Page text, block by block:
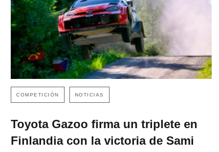
COMPETICIÓN NOTICIAS
Toyota Gazoo firma un triplete en
Finlandia con la victoria de Sami